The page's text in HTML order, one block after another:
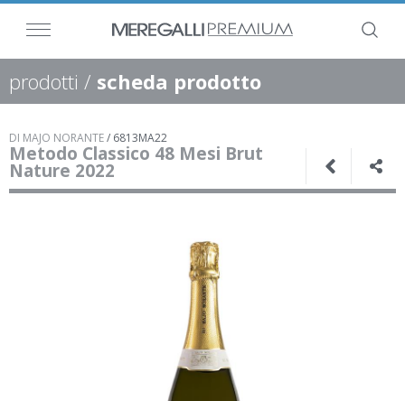
prodotti / scheda prodotto
DI MAJO NORANTE/ 6813MA22
Metodo Classico 48 Mesi Brut
Nature 2022